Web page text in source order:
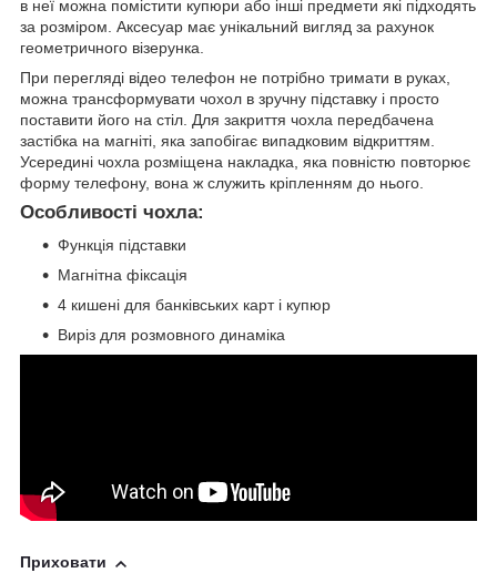
в неї можна помістити купюри або інші предмети які підходять
за розміром. Аксесуар має унікальний вигляд за рахунок
геометричного візерунка.
При перегляді відео телефон не потрібно тримати в руках,
можна трансформувати чохол в зручну підставку і просто
поставити його на стіл. Для закриття чохла передбачена
застібка на магніті, яка запобігає випадковим відкриттям.
Усередині чохла розміщена накладка, яка повністю повторює
форму телефону, вона ж служить кріпленням до нього.
Особливості чохла:
Функція підставки
Магнітна фіксація
4 кишені для банківських карт і купюр
Виріз для розмовного динаміка
Приховати